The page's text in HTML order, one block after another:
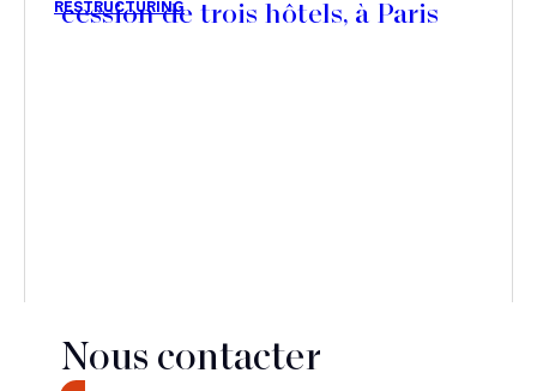
Article
cession de trois hôtels, à Paris
Nous contacter